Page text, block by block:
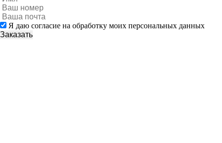
Я даю согласие на обработку моих персональных данных